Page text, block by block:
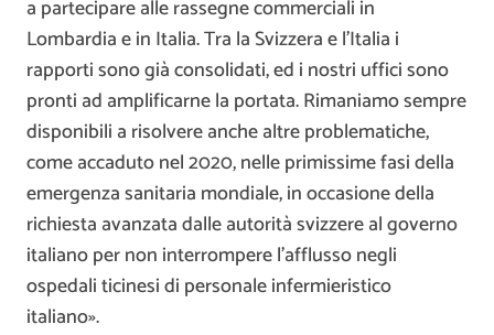
a partecipare alle rassegne commerciali in
Lombardia e in Italia. Tra la Svizzera e l’Italia i
rapporti sono già consolidati, ed i nostri uffici sono
pronti ad amplificarne la portata. Rimaniamo sempre
disponibili a risolvere anche altre problematiche,
come accaduto nel 2020, nelle primissime fasi della
emergenza sanitaria mondiale, in occasione della
richiesta avanzata dalle autorità svizzere al governo
italiano per non interrompere l’afflusso negli
ospedali ticinesi di personale infermieristico
italiano».